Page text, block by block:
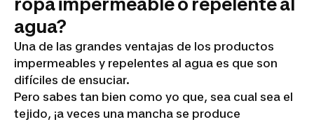
agua?
Una de las grandes ventajas de los productos
impermeables y repelentes al agua es que son
difíciles de ensuciar.
Pero sabes tan bien como yo que, sea cual sea el
tejido, ¡a veces una mancha se produce